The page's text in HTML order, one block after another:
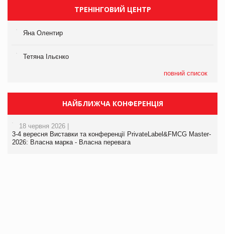
ТРЕНІНГОВИЙ ЦЕНТР
Яна Олентир
Тетяна Ільєнко
повний список
НАЙБЛИЖЧА КОНФЕРЕНЦІЯ
18 червня 2026 |
3-4 вересня Виставки та конференції PrivateLabel&FMCG Master-
2026: Власна марка - Власна перевага